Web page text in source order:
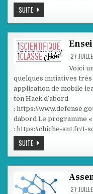
SUITEJOURNÉES
NATIONALES
DE
DU
21
AU
24
OCTOBRE
27
Voici
quelques initiatives
application de mobile
ton Hack d’abord
: https://
dabord Le programme «
: https://chiche-snt.fr/1-
SUITEENSEIGNER
AUTREMENT
27